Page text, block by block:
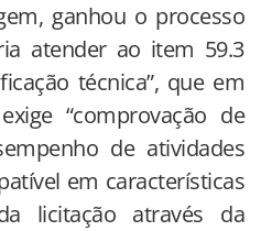
ganhou o processo
atender ao item 59.3
técnica”, que em
“comprovação de
de atividades
em características
licitação através da